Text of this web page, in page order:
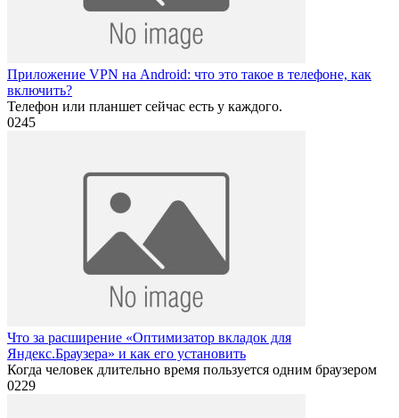
Приложение VPN на Android: что это такое в телефоне, как
включить?
Телефон или планшет сейчас есть у каждого.
0245
Что за расширение «Оптимизатор вкладок для
Яндекс.Браузера» и как его установить
Когда человек длительно время пользуется одним браузером
0229